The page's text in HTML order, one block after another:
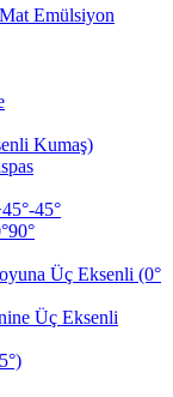
Emülsiyon
Kumaş)
45°
Üç Eksenli (0°
Üç Eksenli